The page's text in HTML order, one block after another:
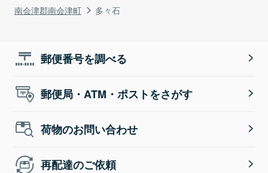
南会津郡南会津町
多々石
郵便番号を調べる
郵便局・ATM・ポストをさがす
荷物のお問い合わせ
再配達のご依頼